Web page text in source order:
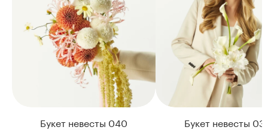
Букет невесты 040 Букет невесты